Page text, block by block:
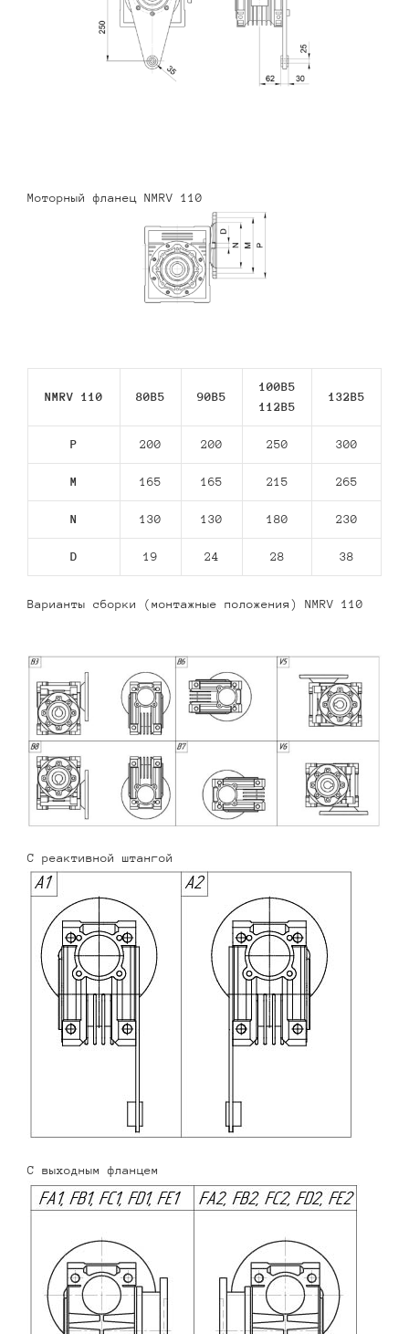
Моторный фланец NMRV 110
NMRV 110 80В5 90В5
100B5
112В5
132В5
P 200 200 250 300
M 165 165 215 265
N 130 130 180 230
D 19 24 28 38
Варианты сборки (монтажные положения) NMRV 110
С реактивной штангой
С выходным фланцем